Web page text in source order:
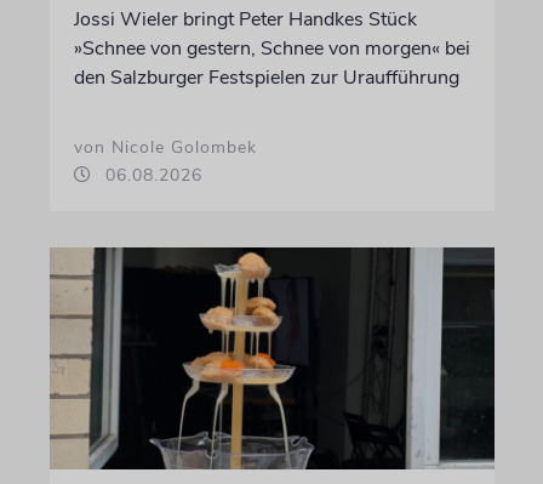
Jossi Wieler bringt Peter Handkes Stück
»Schnee von gestern, Schnee von morgen« bei
den Salzburger Festspielen zur Uraufführung
von Nicole Golombek
06.08.2026